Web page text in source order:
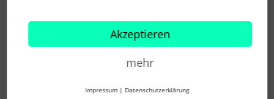
das klingt spannend! Nutzt ihr das auch um Meetings
nachzubereiten? Also iS der Protokollführung? Hatte das beim
KI Vortrag bei der HUG gehört und fand das so spannend.
Finde alles was Meetings effizienter macht top :D
Akzeptieren
mehr
Impressum | Datenschutzerklärung